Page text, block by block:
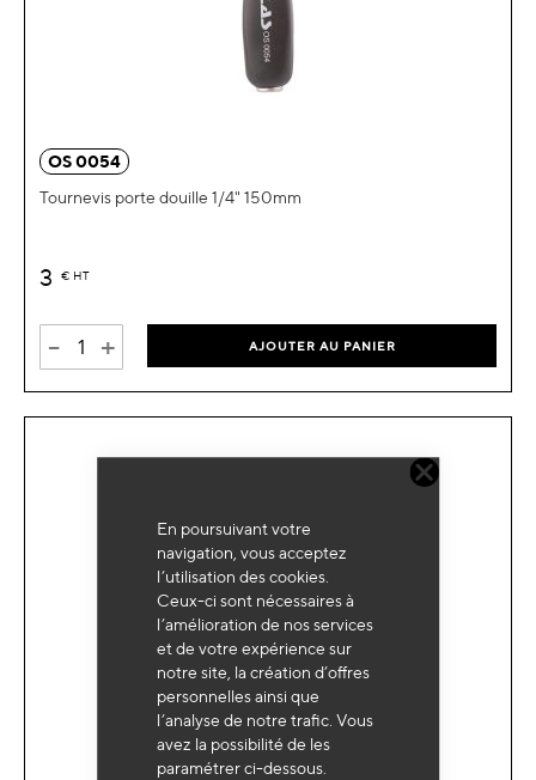
En poursuivant votre
navigation, vous acceptez
l’utilisation des cookies.
Ceux-ci sont nécessaires à
l’amélioration de nos services
et de votre expérience sur
notre site, la création d’offres
personnelles ainsi que
l’analyse de notre trafic. Vous
avez la possibilité de les
paramétrer ci-dessous.
OS 0054
Tournevis porte douille 1/4" 150mm
3 € HT
- + AJOUTER AU PANIER